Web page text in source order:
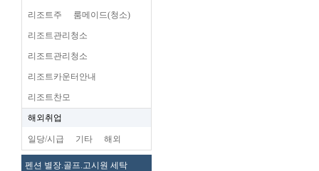
리조트주 룸메이드(청소)
리조트관리청소
리조트관리청소
리조트카운터안내
리조트찬모
해외취업
일당/시급 기타 해외
펜션 별장.골프.고시원 세탁